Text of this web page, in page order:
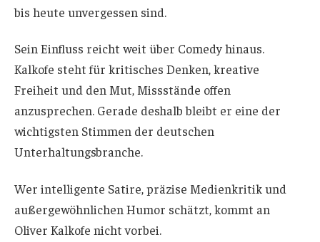
bis heute unvergessen sind.
Sein Einfluss reicht weit über Comedy hinaus.
Kalkofe steht für kritisches Denken, kreative
Freiheit und den Mut, Missstände offen
anzusprechen. Gerade deshalb bleibt er eine der
wichtigsten Stimmen der deutschen
Unterhaltungsbranche.
Wer intelligente Satire, präzise Medienkritik und
außergewöhnlichen Humor schätzt, kommt an
Oliver Kalkofe nicht vorbei.